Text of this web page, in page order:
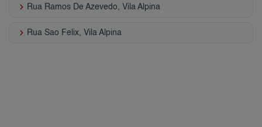
keyboard_arrow_right Rua Ramos De Azevedo, Vila Alpina
keyboard_arrow_right Rua Sao Felix, Vila Alpina